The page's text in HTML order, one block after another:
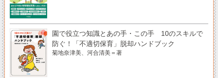
園で役立つ知識とあの手・この手 10のスキルで
防ぐ！「不適切保育」脱却ハンドブック
菊地奈津美、河合清美＝著